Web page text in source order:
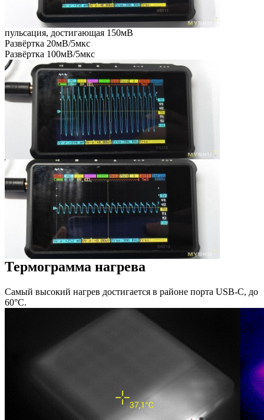
пульсация, достигающая 150мВ
Развёртка 20мВ/5мкс
Развёртка 100мВ/5мкс
Термограмма нагрева
Самый высокий нагрев достигается в районе порта USB-C, до
60°С.